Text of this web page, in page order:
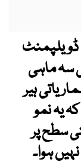
ڈویلپمنٹ
سہ ماہی
ہیر
یہ نمو
سطح پر
ہوا۔